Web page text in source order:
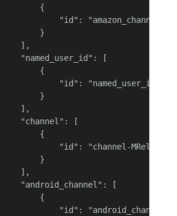
{
"id": "amazon_channel-
}
],
"named_user_id": [
{
"id": "named_user_id-
}
],
"channel": [
{
"id": "channel-MRelR"
}
],
"android_channel": [
{
"id": "android_channel-